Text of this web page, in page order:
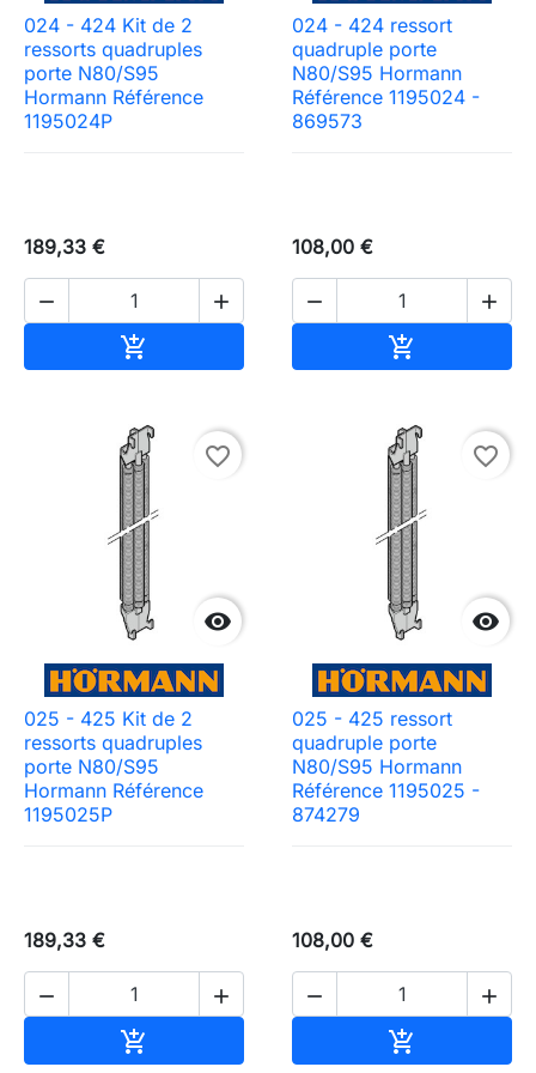
024 - 424 Kit de 2
ressorts quadruples
porte N80/S95
Hormann Référence
1195024P
189,33 €
 

024 - 424 ressort
quadruple porte
N80/S95 Hormann
Référence 1195024 -
869573
108,00 €
 


favorite_border
025 - 425 Kit de 2
ressorts quadruples
porte N80/S95
Hormann Référence
1195025P
189,33 €
 


favorite_border
025 - 425 ressort
quadruple porte
N80/S95 Hormann
Référence 1195025 -
874279
108,00 €
 
